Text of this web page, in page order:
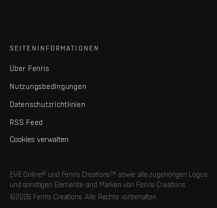
SEITENINFORMATIONEN
Über Fenris
Nutzungsbedingungen
Datenschutzrichtlinien
RSS Feed
Cookies verwalten
EVE Online® und Fenris Creations™ sowie alle zugehörigen Logos
und sonstigen Elemente sind Marken von Fenris Creations.
©2026 Fenris Creations. Alle Rechte vorbehalten.